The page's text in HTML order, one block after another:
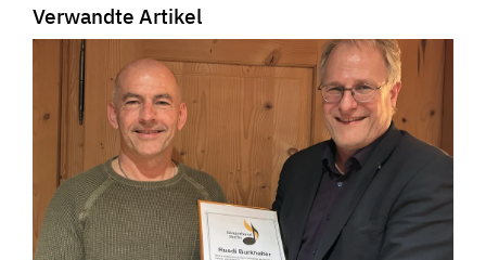
Verwandte Artikel